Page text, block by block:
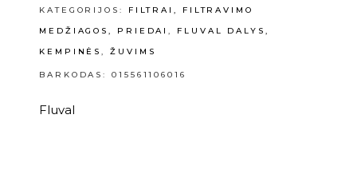
KATEGORIJOS: FILTRAI, FILTRAVIMO
MEDŽIAGOS, PRIEDAI, FLUVAL DALYS,
KEMPINĖS,ŽUVIMS
BARKODAS: 015561106016
Fluval